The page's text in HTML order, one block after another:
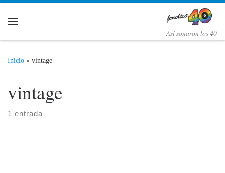
Así­ sonaron los 40
Inicio » vintage
vintage
1 entrada